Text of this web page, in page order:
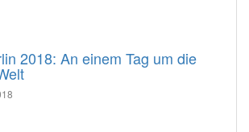
2018: An einem Tag um die